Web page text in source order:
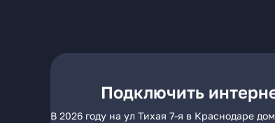
Подключить
В 2026 году на ул Тихая 7-я в Краснодаре